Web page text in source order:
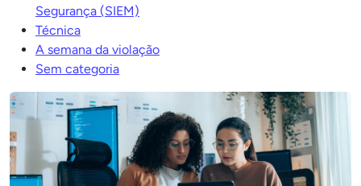
Segurança (SIEM)
Técnica
A semana da violação
Sem categoria